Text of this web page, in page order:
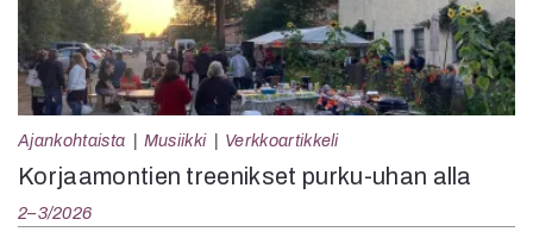
Ajankohtaista Musiikki Verkkoartikkeli
Korjaamontien treenikset purku-uhan alla
2–3/2026